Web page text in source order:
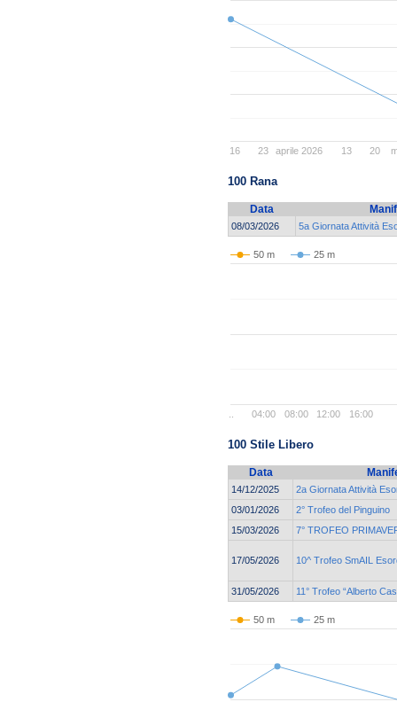
aprile 2026
16 23 13 20
100 Rana
Data
08/03/2026 5a Giornata Attività
50 m 25 m
04:00 08:00 12:00 16:00
100 Stile Libero
Data
14/12/2025
2a Giornata Attività
03/01/2026
2° Trofeo del Pinguino
15/03/2026
7° TROFEO
17/05/2026 10^ Trofeo SmAIL
31/05/2026 11° Trofeo “Alberto
50 m 25 m